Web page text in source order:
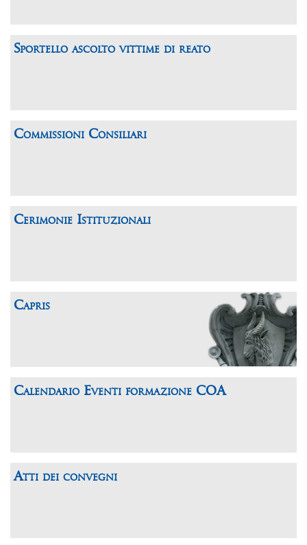
Sportello ascolto vittime di reato
Commissioni Consiliari
Cerimonie Istituzionali
Capris
Calendario Eventi formazione COA
Atti dei convegni